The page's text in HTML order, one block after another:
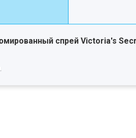
спрей Victoria's